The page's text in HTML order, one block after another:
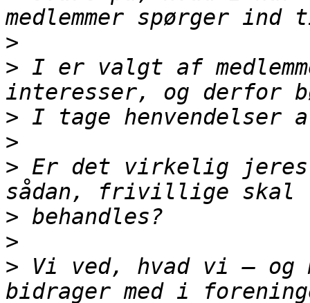
>
> I er valgt af
>
>
> Er det virkelig
>
>
> Vi ved, hvad vi – og